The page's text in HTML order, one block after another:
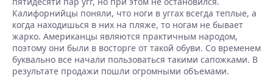
Калифорнийцы поняли, что ноги в уггах всегда теплые, а
когда находишься в них на пляже, то ногам не бывает
жарко. Американцы являются практичным народом,
поэтому они были в восторге от такой обуви. Со временем
буквально все начали пользоваться такими сапожками. В
результате продажи пошли огромными объемами.